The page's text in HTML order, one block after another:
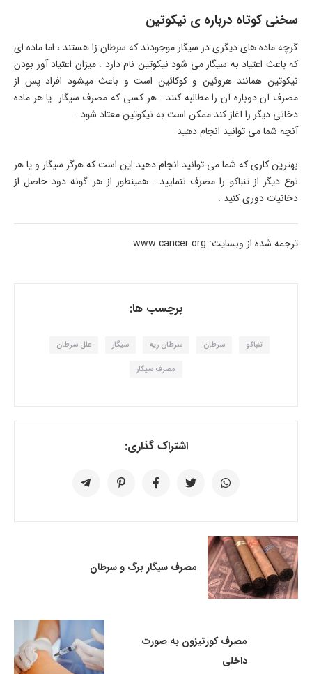
سخنی کوتاه درباره ی نیکوتین
گرچه ماده های دیگری در سیگار موجودند که سرطان زا هستند ، اما ماده ای
که باعث اعتیاد به سیگار می شود نیکوتین نام دارد . میزان اعتیاد آور بودن
نیکوتین همانند هروئین و کوکائین است و باعث میشود افراد پس از
مصرف آن دوباره آن را مطالبه کنند . هر کسی که مصرف سیگار یا هر ماده
دخانی دیگر را آغاز کند ممکن است به نیکوتین معتاد شود .
آنچه شما می توانید انجام دهید
بهترین کاری که شما می توانید انجام دهید این است که هرگز سیگار و یا هر
نوع دیگر از تنباکو را مصرف ننمایید . همینطور از هر گونه دود حاصل از
دخانیات دوری کنید .
ترجمه شده از وبسایت: www.cancer.org
برچسب ها:
تنباکو سرطان سرطان ریه سیگار علل سرطان
مصرف سیگار
اشتراک گذاری:
مصرف سیگار برگ و سرطان
مصرف کورتیزون به صورت
داخلی